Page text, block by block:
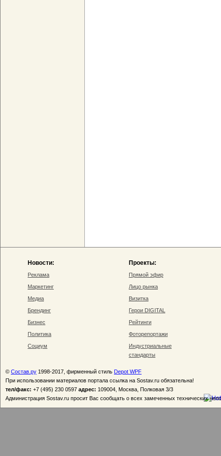
Новости:
Реклама
Маркетинг
Медиа
Брендинг
Бизнес
Политика
Социум
Проекты:
Прямой эфир
Лицо рынка
Визитка
Герои DIGITAL
Рейтинги
Фоторепортажи
Индустриальные
стандарты
© Состав.ру 1998-2017, фирменный стиль Depot WPF
При использовании материалов портала ссылка на Sostav.ru обязательна!
тел/факс: +7 (495) 230 0597 адрес: 109004, Москва, Полковая 3/3
Администрация Sostav.ru просит Вас сообщать о всех замеченных технических